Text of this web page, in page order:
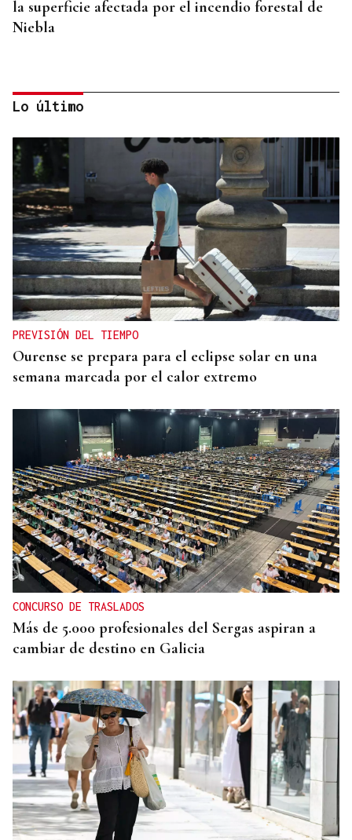
la superficie afectada por el incendio forestal de
Niebla
ITALIA LO CONSIDERA "DESPROPORCIONADO"
El Gobierno espera que Italia "reaccione" y tenga
claro que el espacio Schengen "no ha sido violado"
Lo último
PREVISIÓN DEL TIEMPO
Ourense se prepara para el eclipse solar en una
semana marcada por el calor extremo
CONCURSO DE TRASLADOS
Más de 5.000 profesionales del Sergas aspiran a
cambiar de destino en Galicia